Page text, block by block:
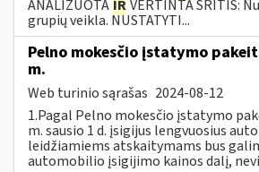
ANALIZUOTA IRVERTINTA SRITIS:
grupių veikla. NUSTATYTI...
Pelno mokesčio įstatymo
m.
Web turinio sąrašas 2024-08-12
1.Pagal Pelno mokesčio įstatymo
m. sausio 1 d. įsigijus lengvuosius
leidžiamiems atskaitymams bus
automobilio įsigijimo kainos dalį,